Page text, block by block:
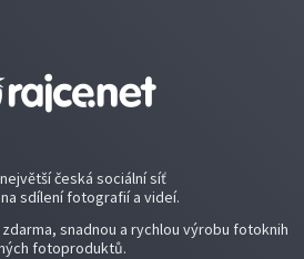
česká sociální síť
sdílení fotografií a videí.
snadnou a rychlou výrobu fotoknih
fotoproduktů.